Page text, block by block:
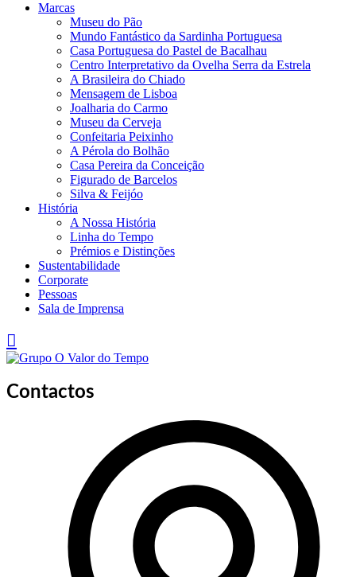
Marcas
Museu do Pão
Mundo Fantástico da Sardinha Portuguesa
Casa Portuguesa do Pastel de Bacalhau
Centro Interpretativo da Ovelha Serra da Estrela
A Brasileira do Chiado
Mensagem de Lisboa
Joalharia do Carmo
Museu da Cerveja
Confeitaria Peixinho
A Pérola do Bolhão
Casa Pereira da Conceição
Figurado de Barcelos
Silva & Feijóo
História
A Nossa História
Linha do Tempo
Prémios e Distinções
Sustentabilidade
Corporate
Pessoas
Sala de Imprensa
Contactos